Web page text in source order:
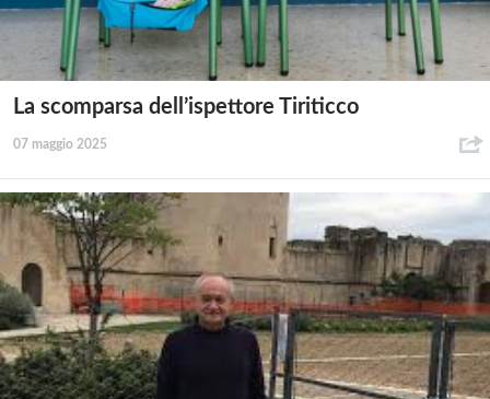
La scomparsa dell’ispettore Tiriticco
07 maggio 2025